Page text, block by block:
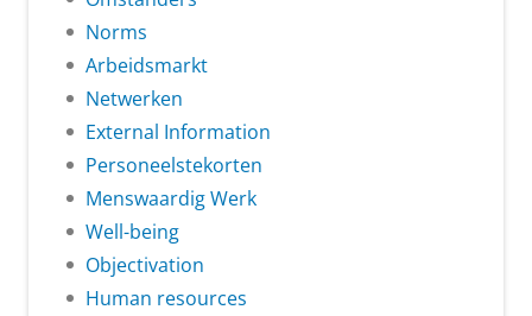
Norms
Arbeidsmarkt
Netwerken
External Information
Personeelstekorten
Menswaardig Werk
Well-being
Objectivation
Human resources